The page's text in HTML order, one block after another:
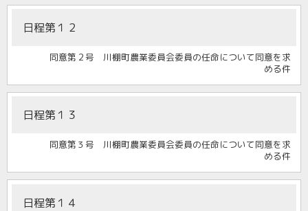
日程第１２
同意第２号 川棚町農業委員会委員の任命について同意を求
める件
日程第１３
同意第３号 川棚町農業委員会委員の任命について同意を求
める件
日程第１４